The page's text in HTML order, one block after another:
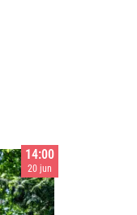
14:00
20 jun